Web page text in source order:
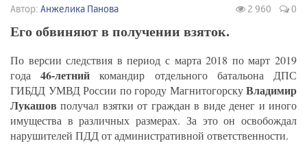
Автор: Анжелика Панова 2 960 0
Его обвиняют в получении взяток.
По версии следствия в период с марта 2018 по март 2019
года46-летнийкомандир отдельного батальона ДПС
ГИБДД УМВД России по городу МагнитогорскуВладимир
Лукашов получал взятки от граждан в виде денег и иного
имущества в различных размерах. За это он освобождал
нарушителей ПДД от административной ответственности.